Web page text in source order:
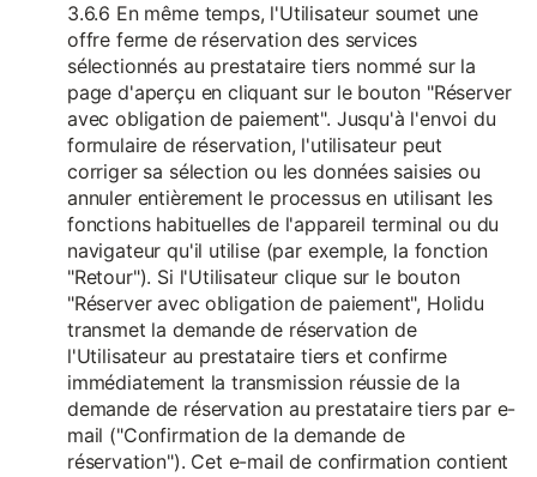
3.6.6 En même temps, l'Utilisateur soumet une
offre ferme de réservation des services
sélectionnés au prestataire tiers nommé sur la
page d'aperçu en cliquant sur le bouton "Réserver
avec obligation de paiement". Jusqu'à l'envoi du
formulaire de réservation, l'utilisateur peut
corriger sa sélection ou les données saisies ou
annuler entièrement le processus en utilisant les
fonctions habituelles de l'appareil terminal ou du
navigateur qu'il utilise (par exemple, la fonction
"Retour"). Si l'Utilisateur clique sur le bouton
"Réserver avec obligation de paiement", Holidu
transmet la demande de réservation de
l'Utilisateur au prestataire tiers et confirme
immédiatement la transmission réussie de la
demande de réservation au prestataire tiers par e-
mail ("Confirmation de la demande de
réservation"). Cet e-mail de confirmation contient